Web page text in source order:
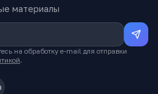
материалы
на обработку e-mail для отправки
.